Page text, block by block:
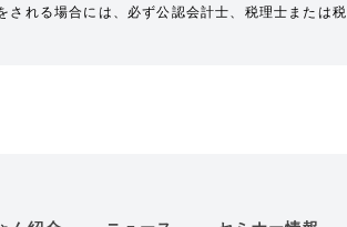
れる場合には、必ず公認会計士、税理士または税